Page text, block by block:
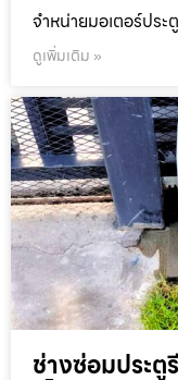
จำหน่ายมอเตอร์ปร
ดูเพิ่มเติม »
ช่างซ่อมประตู